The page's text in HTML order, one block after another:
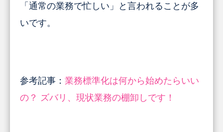
「通常の業務で忙しい」と言われることが多
いです。
参考記事： 業務標準化は何から始めたらいい
の？ ズバリ、現状業務の棚卸しです！